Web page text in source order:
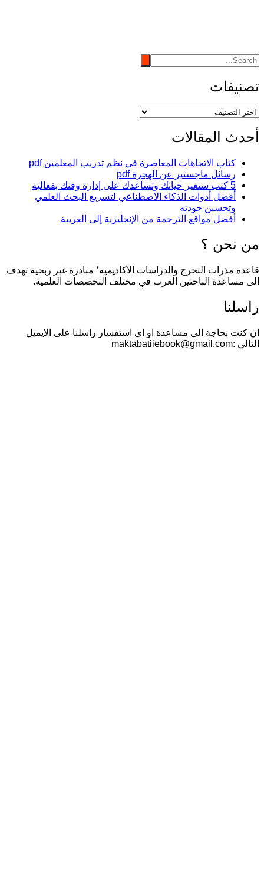
تصنيفات
تصنيفات
أحدث المقالات
كتاب الاتجاهات المعاصرة في نظم تدريب المعلمين pdf
رسائل ماجستير عن الهجرة pdf
5 كتب ستغير حياتك وتساعدك على إدارة وقتك بفعالية
أفضل أدوات الذكاء الاصطناعي لتسريع البحث العلمي
وتحسين جودته
أفضل مواقع الترجمة من الإنجليزية إلى العربية
من نحن ؟
قاعدة مذرات التخرج والدراسات الأكاديمية٬ مبادرة غير ربحية تهدف
الى مساعدة الباحثين العرب في مختلف التخصصات العلمية.
راسلنا
ان كنت بحاجة الى مساعدة او اي استفسار راسلنا على الايميل
التالي :maktabatiiebook@gmail.com